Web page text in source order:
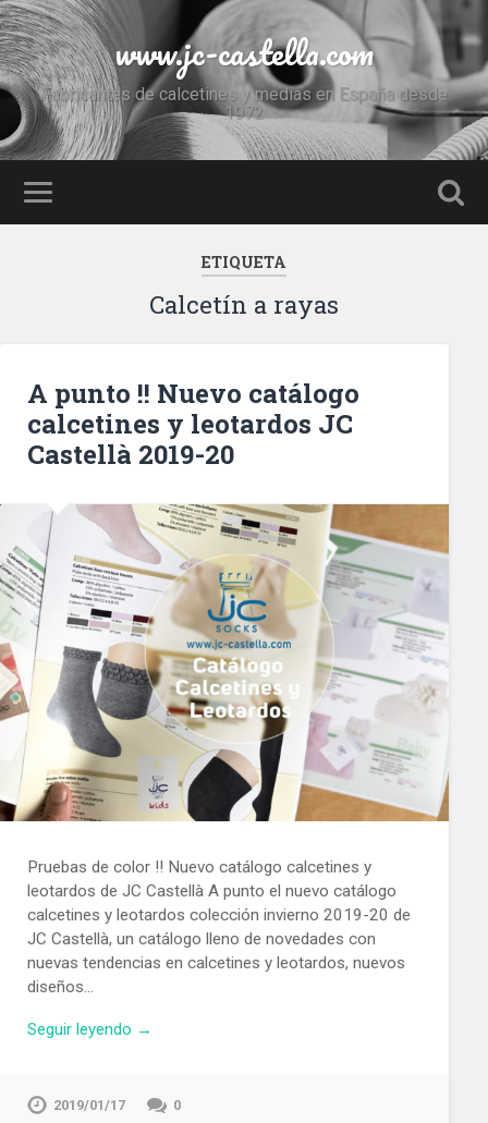
www.jc-castella.com
Fabricantes de calcetines y medias en España desde
1972
ETIQUETA
Calcetín a rayas
A punto !! Nuevo catálogo
calcetines y leotardos JC
Castellà 2019-20
Pruebas de color !! Nuevo catálogo calcetines y
leotardos de JC Castellà A punto el nuevo catálogo
calcetines y leotardos colección invierno 2019-20 de
JC Castellà, un catálogo lleno de novedades con
nuevas tendencias en calcetines y leotardos, nuevos
diseños…
Seguir leyendo →
2019/01/17 0